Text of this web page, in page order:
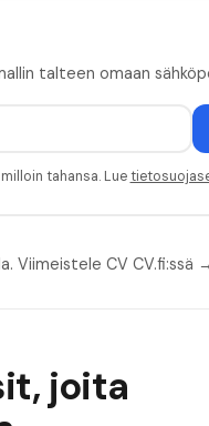
talteen omaan
tahansa. Lue
Viimeistele CV CV.fi:ssä →
joita